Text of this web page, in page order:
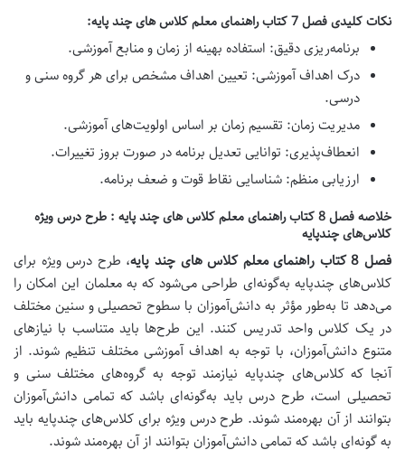
نکات کلیدی فصل 7 کتاب راهنمای معلم کلاس های چند پایه:
برنامه‌ریزی دقیق: استفاده بهینه از زمان و منابع آموزشی.
درک اهداف آموزشی: تعیین اهداف مشخص برای هر گروه سنی و
درسی.
مدیریت زمان: تقسیم زمان بر اساس اولویت‌های آموزشی.
انعطاف‌پذیری: توانایی تعدیل برنامه در صورت بروز تغییرات.
ارزیابی منظم: شناسایی نقاط قوت و ضعف برنامه.
خلاصه فصل 8 کتاب راهنمای معلم کلاس های چند پایه : طرح درس ویژه
کلاس‌های چندپایه
فصل 8 کتاب راهنمای معلم کلاس های چند پایه ، طرح درس ویژه برای
کلاس‌های چندپایه به‌گونه‌ای طراحی می‌شود که به معلمان این امکان را
می‌دهد تا به‌طور مؤثر به دانش‌آموزان با سطوح تحصیلی و سنین مختلف
در یک کلاس واحد تدریس کنند. این طرح‌ها باید متناسب با نیازهای
متنوع دانش‌آموزان، با توجه به اهداف آموزشی مختلف تنظیم شوند. از
آنجا که کلاس‌های چندپایه نیازمند توجه به گروه‌های مختلف سنی و
تحصیلی است، طرح درس باید به‌گونه‌ای باشد که تمامی دانش‌آموزان
بتوانند از آن بهره‌مند شوند. طرح درس ویژه برای کلاس‌های چندپایه باید
به گونه‌ای باشد که تمامی دانش‌آموزان بتوانند از آن بهره‌مند شوند.